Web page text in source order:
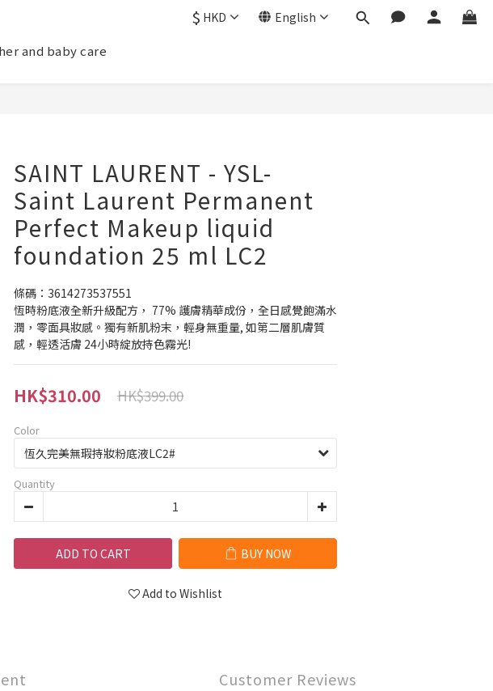
$ HKD English
and baby care
SAINT LAURENT - YSL-
Saint Laurent Permanent
Perfect Makeup liquid
foundation 25 ml LC2
條碼：3614273537551
恆時粉底液全新升級配方， 77% 護膚精華成份，全日感覺飽滿水
潤，零面具妝感。獨有新肌粉末，輕身無重量, 如第二層肌膚質
感，輕透活膚 24小時綻放持色霧光!
HK$310.00 HK$399.00
Color
Quantity
ADD TO CART BUY NOW
Add to Wishlist
Customer Reviews